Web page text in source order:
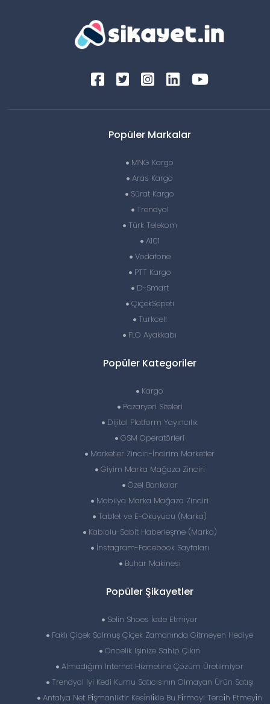
Popüler Markalar
MNG Kargo
Aras Kargo
Sürat Kargo
Trendyol
Türk Telekom
A101
Vodafone
PTT Kargo
D-Smart
ÇiçekSepeti
Turkcell
FLO Ayakkabı
Popüler Kategoriler
Kargo
Pazaryeri Siteleri
Dijital Platform Yayıncılık
GSM Operatörleri
Marketler Zinciri-İndirim Marketler
Giyim Marka Mağaza Zinciri
Özel Bankalar
Mobilya Marka Mağaza Zinciri
Tablet ve E-Okuyucu (Marka)
Kablolu-Sabit Haberleşme (Marka)
İnstagram-Facebook Sayfaları
Buhar Makinesi
Popüler Şikayetler
Selin Shoes İade Etmiyor
Faklı Çiçek Solmuş Çiçek Zamanında Gitmeyen Hediye
Öncelik Işinize Sahip Çıkın
Almadığım Internet Hizmetine Çözüm Üretilmiyor
Trendyol Iyi Kedi Kumu Satıcısının Olmayan Ürün Satışı
Antalya Net Pi̇şmanliktir Kesi̇nli̇kle Bu Fi̇rmayi Terci̇h Etmeyi̇n